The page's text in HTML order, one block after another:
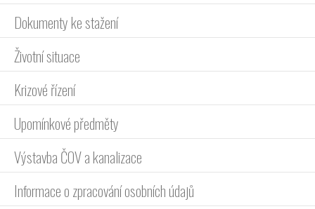
Dokumenty ke stažení
Životní situace
Krizové řízení
Upomínkové předměty
Výstavba ČOV a kanalizace
Informace o zpracování osobních údajů